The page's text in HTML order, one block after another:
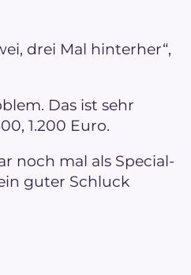
drei Mal hinterher“,
Das ist sehr
1.200 Euro.
noch mal als Special-
guter Schluck